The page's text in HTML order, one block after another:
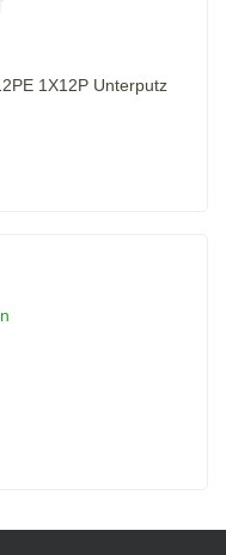
1X12P Unterputz